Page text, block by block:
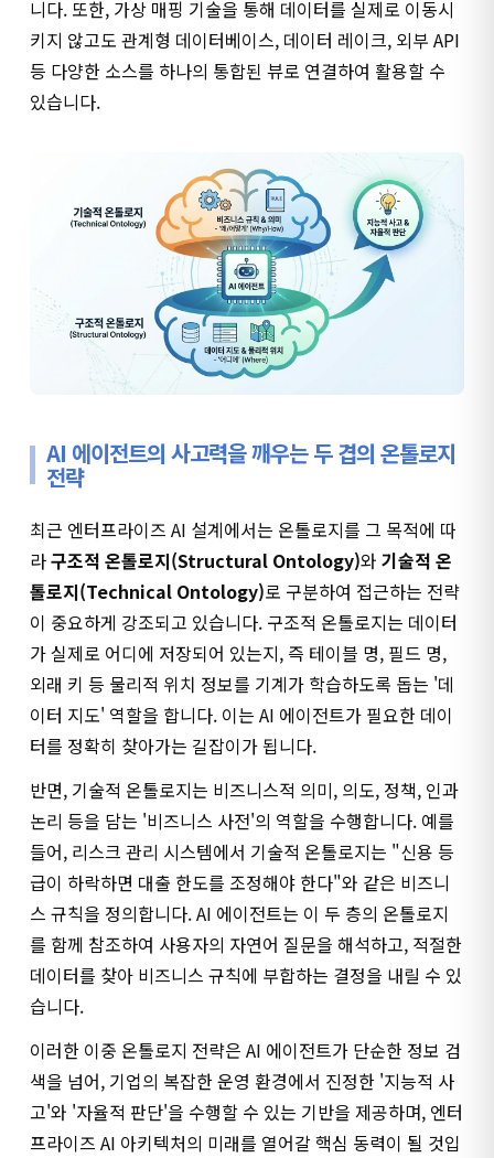
니다. 또한, 가상 매핑 기술을 통해 데이터를 실제로 이동시
키지 않고도 관계형 데이터베이스, 데이터 레이크, 외부 API
등 다양한 소스를 하나의 통합된 뷰로 연결하여 활용할 수
있습니다.
AI 에이전트의 사고력을 깨우는 두 겹의 온톨로지
전략
최근 엔터프라이즈 AI 설계에서는 온톨로지를 그 목적에 따
라구조적 온톨로지(Structural Ontology)와 기술적 온
톨로지(Technical Ontology)로 구분하여 접근하는 전략
이 중요하게 강조되고 있습니다. 구조적 온톨로지는 데이터
가 실제로 어디에 저장되어 있는지, 즉 테이블 명, 필드 명,
외래 키 등 물리적 위치 정보를 기계가 학습하도록 돕는 '데
이터 지도' 역할을 합니다. 이는 AI 에이전트가 필요한 데이
터를 정확히 찾아가는 길잡이가 됩니다.
반면, 기술적 온톨로지는 비즈니스적 의미, 의도, 정책, 인과
논리 등을 담는 '비즈니스 사전'의 역할을 수행합니다. 예를
들어, 리스크 관리 시스템에서 기술적 온톨로지는 "신용 등
급이 하락하면 대출 한도를 조정해야 한다"와 같은 비즈니
스 규칙을 정의합니다. AI 에이전트는 이 두 층의 온톨로지
를 함께 참조하여 사용자의 자연어 질문을 해석하고, 적절한
데이터를 찾아 비즈니스 규칙에 부합하는 결정을 내릴 수 있
습니다.
이러한 이중 온톨로지 전략은 AI 에이전트가 단순한 정보 검
색을 넘어, 기업의 복잡한 운영 환경에서 진정한 '지능적 사
고'와 '자율적 판단'을 수행할 수 있는 기반을 제공하며, 엔터
프라이즈 AI 아키텍처의 미래를 열어갈 핵심 동력이 될 것입